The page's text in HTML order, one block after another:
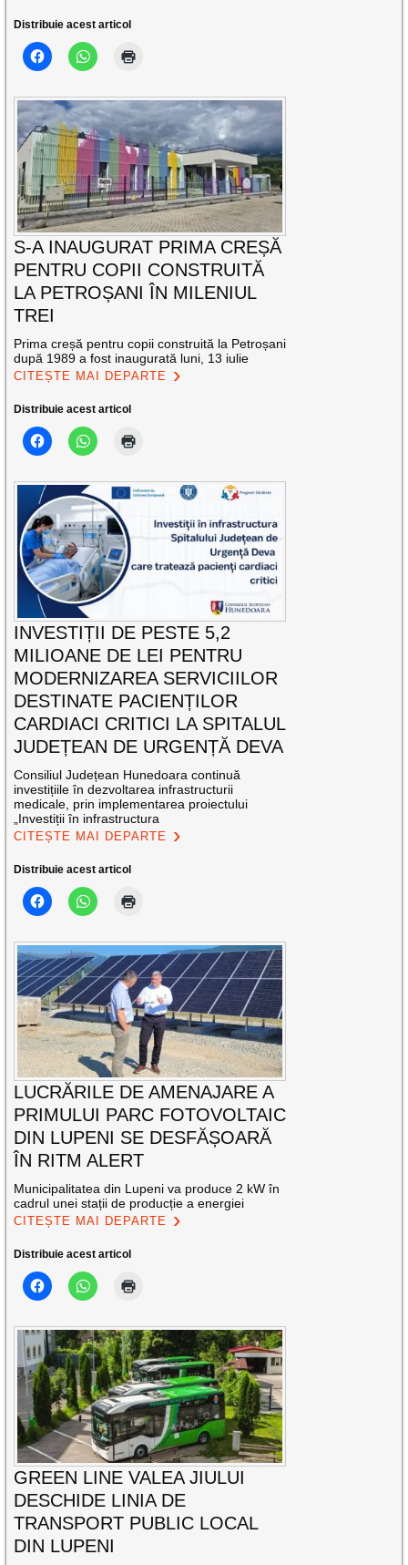
Distribuie acest articol
S-A INAUGURAT PRIMA CREȘĂ
PENTRU COPII CONSTRUITĂ
LA PETROȘANI ÎN MILENIUL
TREI
Prima creșă pentru copii construită la Petroșani
după 1989 a fost inaugurată luni, 13 iulie
CITEȘTE MAI DEPARTE
Distribuie acest articol
INVESTIȚII DE PESTE 5,2
MILIOANE DE LEI PENTRU
MODERNIZAREA SERVICIILOR
DESTINATE PACIENȚILOR
CARDIACI CRITICI LA SPITALUL
JUDEȚEAN DE URGENȚĂ DEVA
Consiliul Județean Hunedoara continuă
investițiile în dezvoltarea infrastructurii
medicale, prin implementarea proiectului
„Investiții în infrastructura
CITEȘTE MAI DEPARTE
Distribuie acest articol
LUCRĂRILE DE AMENAJARE A
PRIMULUI PARC FOTOVOLTAIC
DIN LUPENI SE DESFĂȘOARĂ
ÎN RITM ALERT
Municipalitatea din Lupeni va produce 2 kW în
cadrul unei stații de producție a energiei
CITEȘTE MAI DEPARTE
Distribuie acest articol
GREEN LINE VALEA JIULUI
DESCHIDE LINIA DE
TRANSPORT PUBLIC LOCAL
DIN LUPENI